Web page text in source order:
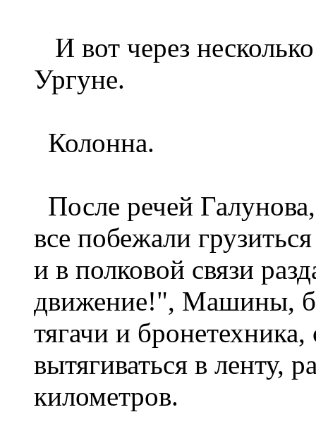
И вот через
Ургуне.
Колонна.
После речей
все побежали
и в полковой связи
движение!", Машины,
тягачи и
вытягиваться в ленту,
километров.